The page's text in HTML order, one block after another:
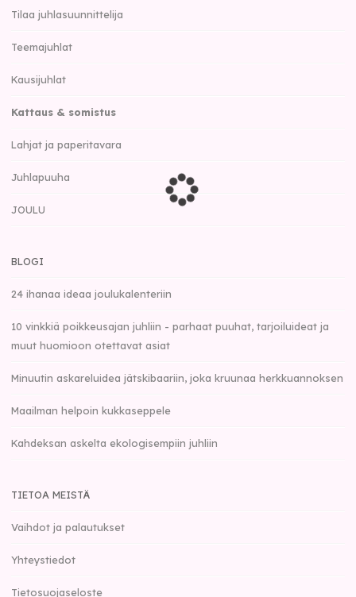
Tilaa juhlasuunnittelija
Teemajuhlat
Kausijuhlat
Kattaus & somistus
Lahjat ja paperitavara
Juhlapuuha
JOULU
BLOGI
24 ihanaa ideaa joulukalenteriin
10 vinkkiä poikkeusajan juhliin - parhaat puuhat, tarjoiluideat ja
muut huomioon otettavat asiat
Minuutin askareluidea jätskibaariin, joka kruunaa herkkuannoksen
Maailman helpoin kukkaseppele
Kahdeksan askelta ekologisempiin juhliin
TIETOA MEISTÄ
Vaihdot ja palautukset
Yhteystiedot
Tietosuojaseloste